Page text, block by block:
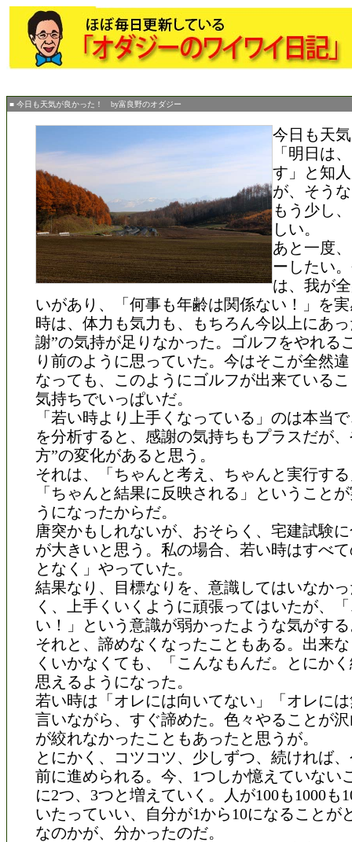
■ 今日も天気が良かった！ by富良野のオダジー
今日も天
「明日は
す」と知
が、そう
もう少し
しい。
あと一度
ーしたい
は、我が
いがあり、「何事も年齢は関係ない！」を
時は、体力も気力も、もちろん今以上にあ
謝”の気持が足りなかった。ゴルフをやれる
り前のように思っていた。今はそこが全然
なっても、このようにゴルフが出来ている
気持ちでいっぱいだ。
「若い時より上手くなっている」のは本当
を分析すると、感謝の気持ちもプラスだが
方”の変化があると思う。
それは、「ちゃんと考え、ちゃんと実行す
「ちゃんと結果に反映される」ということ
うになったからだ。
唐突かもしれないが、おそらく、宅建試験
が大きいと思う。私の場合、若い時はすべ
となく」やっていた。
結果なり、目標なりを、意識してはいなか
く、上手くいくように頑張ってはいたが、
い！」という意識が弱かったような気がす
それと、諦めなくなったこともある。出来
くいかなくても、「こんなもんだ。とにか
思えるようになった。
若い時は「オレには向いてない」「オレに
言いながら、すぐ諦めた。色々やることが
が絞れなかったこともあったと思うが。
とにかく、コツコツ、少しずつ、続ければ
前に進められる。今、1つしか憶えていない
に2つ、3つと増えていく。人が100も1000も
いたっていい、自分が1から10になることが
なのかが、分かったのだ。